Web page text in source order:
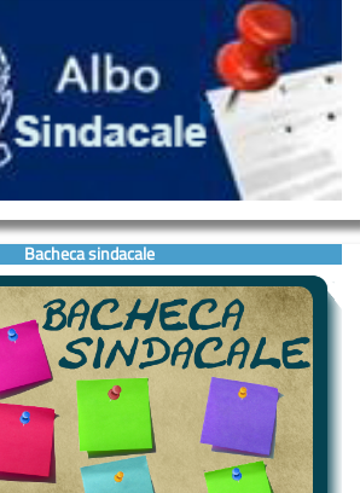
Bacheca sindacale